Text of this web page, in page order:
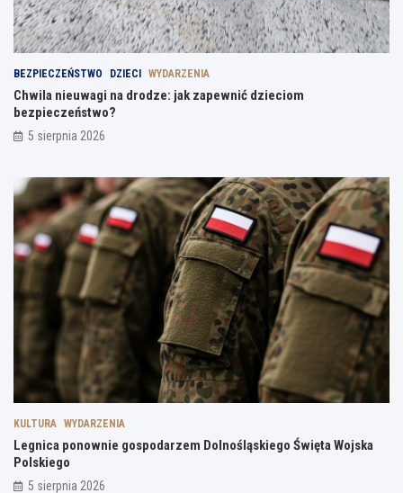
BEZPIECZEŃSTWO DZIECI WYDARZENIA
Chwila nieuwagi na drodze: jak zapewnić dzieciom
bezpieczeństwo?
5 sierpnia 2026
KULTURA WYDARZENIA
Legnica ponownie gospodarzem Dolnośląskiego Święta Wojska
Polskiego
5 sierpnia 2026